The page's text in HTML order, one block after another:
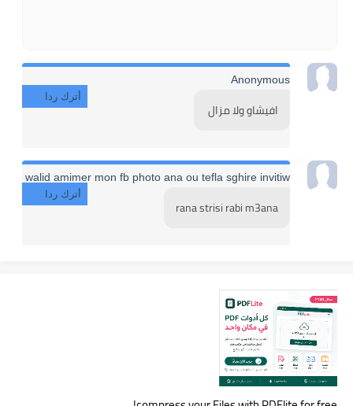
Anonymous
افيشاو ولا مزال
أترك ردا
walid amimer mon fb photo ana ou tefla sghire invitiw
rana strisi rabi m3ana
أترك ردا